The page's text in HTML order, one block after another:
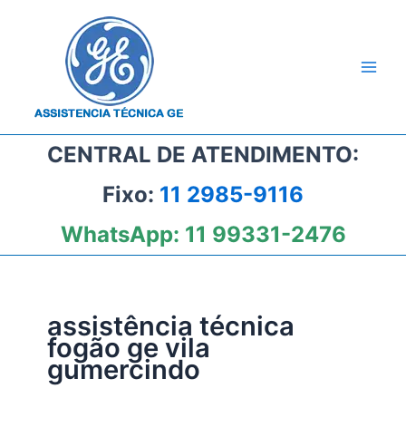
CENTRAL DE ATENDIMENTO:
Fixo: 11 2985-9116
WhatsApp: 11 99331-2476
assistência técnica
fogão ge vila
gumercindo